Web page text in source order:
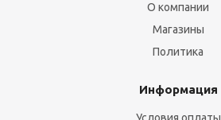
О компании
Магазины
Политика
Информация